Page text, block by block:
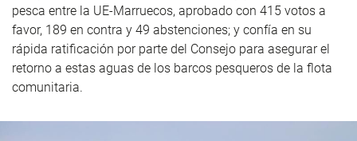
pesca entre la UE-Marruecos, aprobado con 415 votos a
favor, 189 en contra y 49 abstenciones; y confía en su
rápida ratificación por parte del Consejo para asegurar el
retorno a estas aguas de los barcos pesqueros de la flota
comunitaria.